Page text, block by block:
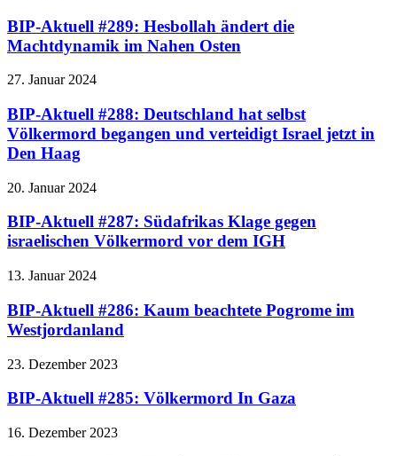
BIP-Aktuell #289: Hesbollah ändert die
Machtdynamik im Nahen Osten
27. Januar 2024
BIP-Aktuell #288: Deutschland hat selbst
Völkermord begangen und verteidigt Israel jetzt in
Den Haag
20. Januar 2024
BIP-Aktuell #287: Südafrikas Klage gegen
israelischen Völkermord vor dem IGH
13. Januar 2024
BIP-Aktuell #286: Kaum beachtete Pogrome im
Westjordanland
23. Dezember 2023
BIP-Aktuell #285: Völkermord In Gaza
16. Dezember 2023